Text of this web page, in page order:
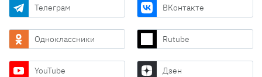
Телеграм ВКонтакте
Одноклассники Rutube
YouTube Дзен